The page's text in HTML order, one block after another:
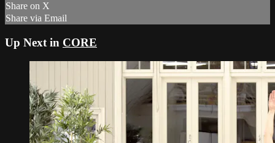
Share on X
Share via Email
Up Next in CORE